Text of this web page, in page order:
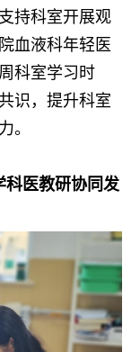
持科室开展观
血液科年轻医
科室学习时
识，提升科室
。
科医教研协同发